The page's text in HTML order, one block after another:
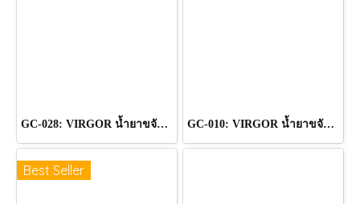
GC-028: VIRGOR น้ำยาขจัดคราบเชื้อราและตะไคร่น้ำ (คอนกรีต อิฐ ปูนฉาบ ปูนขัดมัน กระเบื้อง ไม้) ขนาด 1 ลิตร GC-010: VIRGOR น้ำยาขจัดคราบสนิม (กระเบื้องเซรามิค กระเบื้องดินเผา ผิวอิฐ พื้นซีเมนต์ กรวดล้างหรือทรายล้าง) ขนาด 1 ลิตร
Best Seller